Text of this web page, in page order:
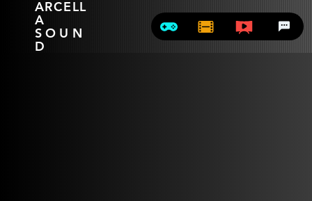
ARCELL
A
SOUN
D